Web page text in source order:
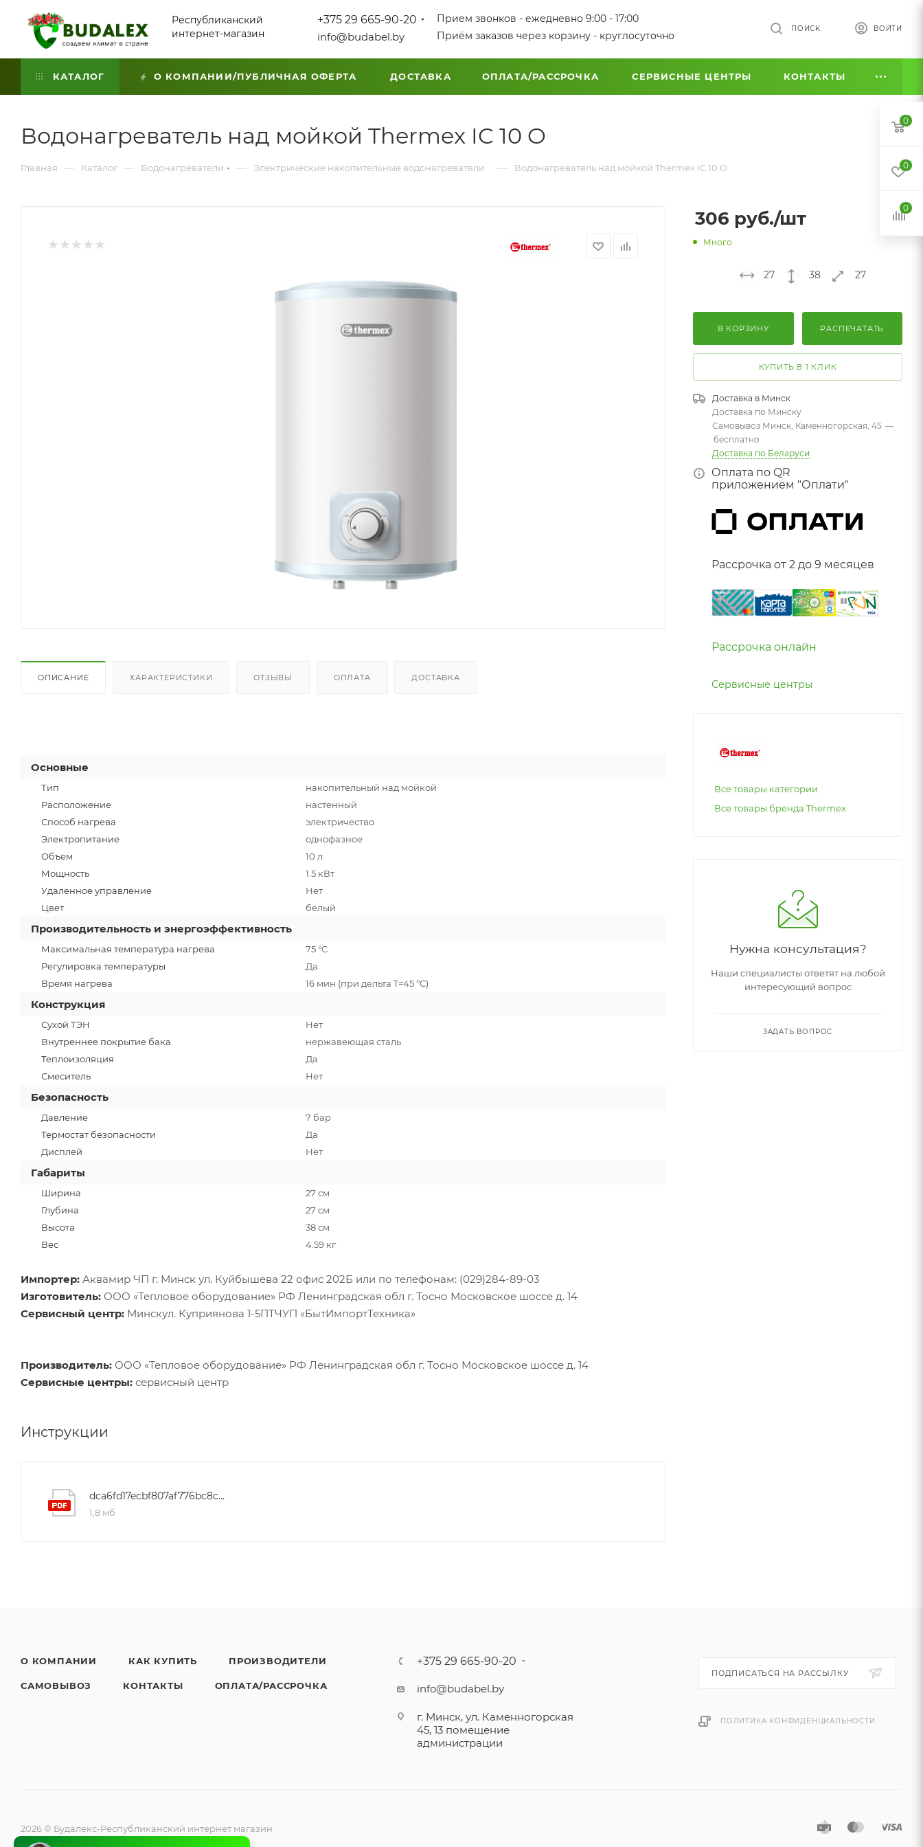
Республиканский
интернет-магазин
+375 29 665-90-20
info@budabel.by
Прием звонков - ежедневно 9:00 - 17:00
Приём заказов через корзину - круглосуточно
ВОЙТИ
ПОИСК
КАТАЛОГ О КОМПАНИИ/ПУБЛИЧНАЯ ОФЕРТА ДОСТАВКА ОПЛАТА/РАССРОЧКА СЕРВИСНЫЕ ЦЕНТРЫ КОНТАКТЫ
Водонагреватель над мойкой Thermex IC 10 O
Главная — Каталог — Водонагреватели — Электрические накопительные водонагреватели — Водонагреватель над мойкой Thermex IC 10 O
ОПИСАНИЕ ХАРАКТЕРИСТИКИ ОТЗЫВЫ ОПЛАТА ДОСТАВКА
Основные
Тип
накопительный над мойкой
Расположение
настенный
Способ нагрева
электричество
Электропитание
однофазное
Объем
10 л
Мощность
1.5 кВт
Удаленное управление
Нет
Цвет
белый
Производительность и энергоэффективность
Максимальная температура нагрева
75 °C
Регулировка температуры
Да
Время нагрева
16 мин (при дельта T=45 °C)
Конструкция
Сухой ТЭН
Нет
Внутреннее покрытие бака
нержавеющая сталь
Теплоизоляция
Да
Смеситель
Нет
Безопасность
Давление
7 бар
Термостат безопасности
Да
Дисплей
Нет
Габариты
Ширина
27 см
Глубина
27 см
Высота
38 см
Вес
4.59 кг
Импортер: Аквамир ЧП г. Минск ул. Куйбышева 22 офис 202Б или по телефонам: (029)284-89-03
Изготовитель: ООО «Тепловое оборудование» РФ Ленинградская обл г. Тосно Московское шоссе д. 14
Сервисный центр: Минскул. Куприянова 1-5ПТЧУП «БытИмпортТехника»
Производитель: ООО «Тепловое оборудование» РФ Ленинградская обл г. Тосно Московское шоссе д. 14
Сервисные центры: сервисный центр
Инструкции
dca6fd17ecbf807af776bc8c62757129
1,8 мб
306 руб./шт
Много
27 38 27
В КОРЗИНУ РАСПЕЧАТАТЬ
КУПИТЬ В 1 КЛИК
Доставка в Минск
Доставка по Минску
Самовывоз Минск, Каменногорская, 45 —
бесплатно
Доставка по Беларуси
Оплата по QR
приложением "Оплати"
Рассрочка от 2 до 9 месяцев
Рассрочка онлайн
Сервисные центры
Все товары категории
Все товары бренда Thermex
Нужна консультация?
Наши специалисты ответят на любой
интересующий вопрос
ЗАДАТЬ ВОПРОС
О КОМПАНИИ КАК КУПИТЬ ПРОИЗВОДИТЕЛИ
САМОВЫВОЗ КОНТАКТЫ ОПЛАТА/РАССРОЧКА
+375 29 665-90-20
info@budabel.by
г. Минск, ул. Каменногорская
45, 13 помещение
администрации
ПОДПИСАТЬСЯ НА РАССЫЛКУ
ПОЛИТИКА КОНФИДЕНЦИАЛЬНОСТИ
2026 © Будалекс-Республиканский интернет магазин
климатической техники
0
0
0